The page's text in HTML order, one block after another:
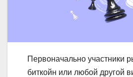
Первоначально участники
биткойн или любой другой